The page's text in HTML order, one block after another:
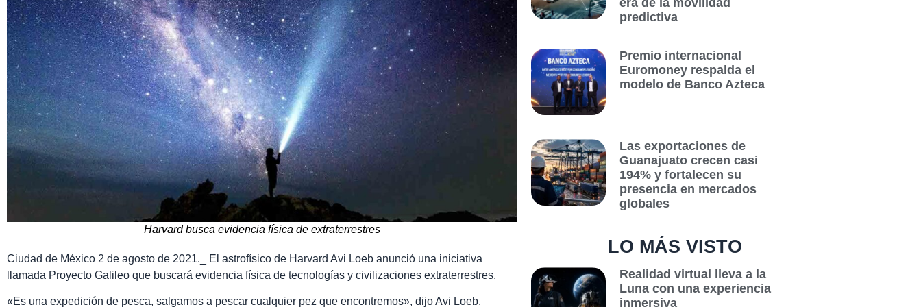
Harvard busca evidencia física de extraterrestres
Ciudad de México 2 de agosto de 2021._ El astrofísico de Harvard Avi Loeb anunció una iniciativa
llamada Proyecto Galileo que buscará evidencia física de tecnologías y civilizaciones extraterrestres.
«Es una expedición de pesca, salgamos a pescar cualquier pez que encontremos», dijo Avi Loeb.
era de la movilidad
predictiva
Premio internacional
Euromoney respalda el
modelo de Banco Azteca
Las exportaciones de
Guanajuato crecen casi
194% y fortalecen su
presencia en mercados
globales
LO MÁS VISTO
Realidad virtual lleva a la
Luna con una experiencia
inmersiva